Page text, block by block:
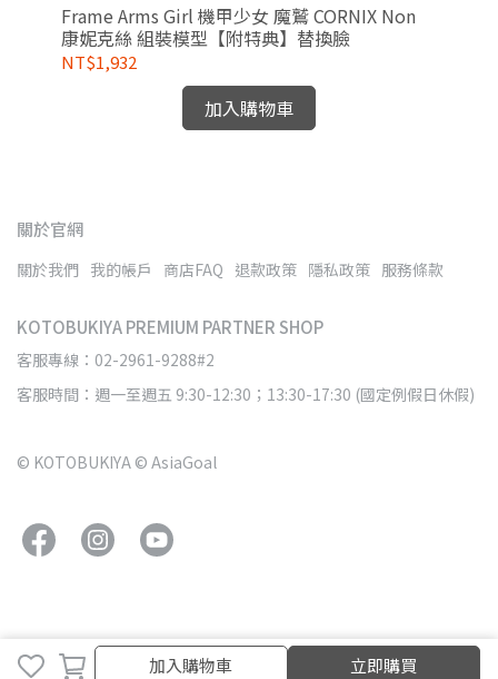
加入購物車 立即購買
Frame Arms Girl 機甲少女 魔鷲 CORNIX Non
康妮克絲 組裝模型【附特典】替換臉
NT$1,932
加入購物車
關於官網
關於我們 我的帳戶 商店FAQ 退款政策 隱私政策 服務條款
KOTOBUKIYA PREMIUM PARTNER SHOP
客服專線：02-2961-9288#2
客服時間：週一至週五 9:30-12:30；13:30-17:30 (國定例假日休假)
© KOTOBUKIYA © AsiaGoal